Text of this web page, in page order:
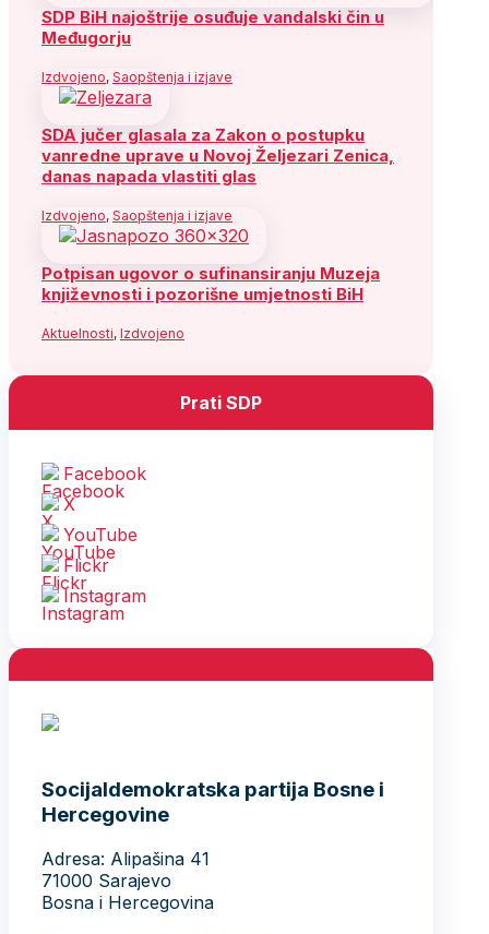
SDP BiH najoštrije osuđuje vandalski čin u
Međugorju
Izdvojeno, Saopštenja i izjave
SDA jučer glasala za Zakon o postupku
vanredne uprave u Novoj Željezari Zenica,
danas napada vlastiti glas
Izdvojeno, Saopštenja i izjave
Potpisan ugovor o sufinansiranju Muzeja
književnosti i pozorišne umjetnosti BiH
Aktuelnosti, Izdvojeno
Prati SDP
Facebook
X
YouTube
Flickr
Instagram
Socijaldemokratska partija Bosne i
Hercegovine
Adresa: Alipašina 41
71000 Sarajevo
Bosna i Hercegovina